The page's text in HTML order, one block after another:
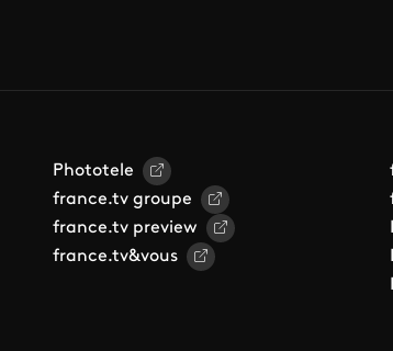
Phototele
france.tv groupe
france.tv preview
france.tv&vous